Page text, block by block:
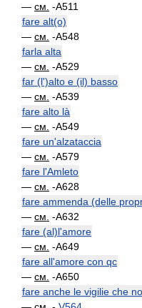
— см. -A511
fare alt(o)
— см. -A548
farla alta
— см. -A529
far (l')alto e (il) basso
— см. -A539
fare alto là
— см. -A549
fare un'alzataccia
— см. -A579
fare l'Amleto
— см. -A628
fare ammenda (delle
— см. -A632
fare (al)l'amore
— см. -A649
fare all'amore con qc
— см. -A650
fare anche le vigilie che